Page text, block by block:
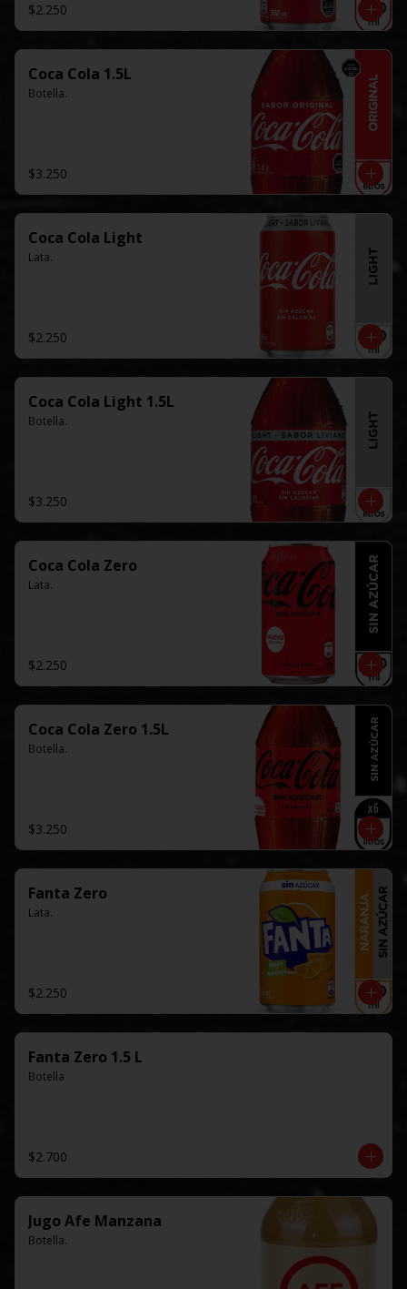
$2.250
Coca Cola 1.5L
Botella.
$3.250
Coca Cola Light
Lata.
$2.250
Coca Cola Light 1.5L
Botella.
$3.250
Coca Cola Zero
Lata.
$2.250
Coca Cola Zero 1.5L
Botella.
$3.250
Fanta Zero
Lata.
$2.250
Fanta Zero 1.5 L
Botella
$2.700
Jugo Afe Manzana
Botella.